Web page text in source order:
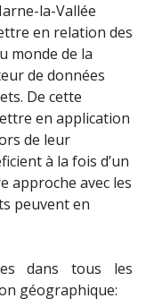
la-Vallée
en relation des
monde de la
de données
De cette
en application
de leur
à la fois d’un
approche avec les
peuvent en
dans tous les
géographique: